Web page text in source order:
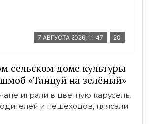
7 АВГУСТА 2026, 11:47 20
сельском доме культуры
«Танцуй на зелёный»
играли в цветную карусель,
и пешеходов, плясали